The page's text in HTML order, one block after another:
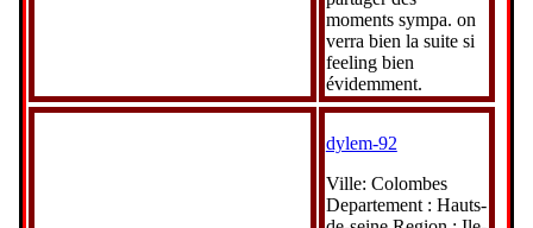
moments sympa. on
verra bien la suite si
feeling bien
évidemment.
dylem-92
Ville: Colombes
Departement : Hauts-